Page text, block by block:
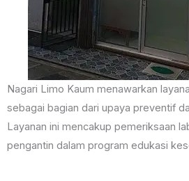
Nagari Limo Kaum menawarkan
sebagai bagian dari upaya preventif
Layanan ini mencakup pemeriksaan
pengantin dalam program edukasi